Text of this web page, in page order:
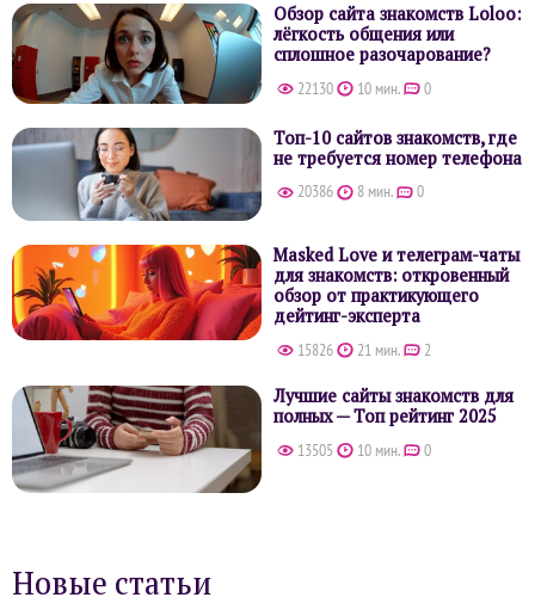
Обзор сайта знакомств Loloo:
лёгкость общения или
сплошное разочарование?
22130 10 мин. 0
Топ-10 сайтов знакомств, где
не требуется номер телефона
20386 8 мин. 0
Masked Love и телеграм-чаты
для знакомств: откровенный
обзор от практикующего
дейтинг-эксперта
15826 21 мин. 2
Лучшие сайты знакомств для
полных — Топ рейтинг 2025
13505 10 мин. 0
Новые статьи